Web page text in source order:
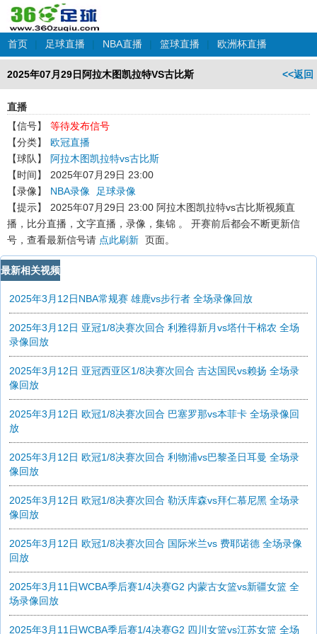
首页 | 足球直播 | NBA直播 | 篮球直播 | 欧洲杯直播
<<返回
2025年07月29日阿拉木图凯拉特VS古比斯
直播
【信号】
等待发布信号
【分类】
欧冠直播
【球队】
阿拉木图凯拉特vs古比斯
【时间】
2025年07月29日 23:00
【录像】
NBA录像
足球录像
【提示】
2025年07月29日 23:00 阿拉木图凯拉特vs古比斯视频直
播，比分直播，文字直播，录像，集锦 。 开赛前后都会不断更新信
号，查看最新信号请 点此刷新 页面。
最新相关视频
2025年3月12日NBA常规赛 雄鹿vs步行者 全场录像回放
2025年3月12日 亚冠1/8决赛次回合 利雅得新月vs塔什干棉农 全场
录像回放
2025年3月12日 亚冠西亚区1/8决赛次回合 吉达国民vs赖扬 全场录
像回放
2025年3月12日 欧冠1/8决赛次回合 巴塞罗那vs本菲卡 全场录像回
放
2025年3月12日 欧冠1/8决赛次回合 利物浦vs巴黎圣日耳曼 全场录
像回放
2025年3月12日 欧冠1/8决赛次回合 勒沃库森vs拜仁慕尼黑 全场录
像回放
2025年3月12日 欧冠1/8决赛次回合 国际米兰vs 费耶诺德 全场录像
回放
2025年3月11日WCBA季后赛1/4决赛G2 内蒙古女篮vs新疆女篮 全
场录像回放
2025年3月11日WCBA季后赛1/4决赛G2 四川女篮vs江苏女篮 全场